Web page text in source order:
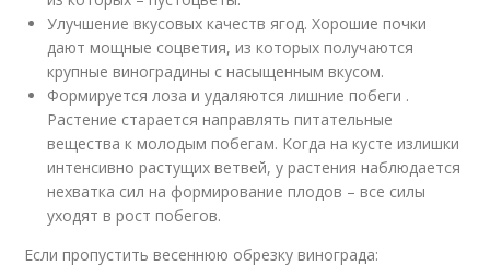
Улучшение вкусовых качеств ягод. Хорошие почки
дают мощные соцветия, из которых получаются
крупные виноградины с насыщенным вкусом.
Формируется лоза и удаляются лишние побеги .
Растение старается направлять питательные
вещества к молодым побегам. Когда на кусте излишки
интенсивно растущих ветвей, у растения наблюдается
нехватка сил на формирование плодов – все силы
уходят в рост побегов.
Если пропустить весеннюю обрезку винограда: